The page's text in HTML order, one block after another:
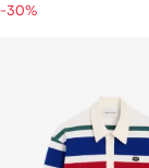
-30%